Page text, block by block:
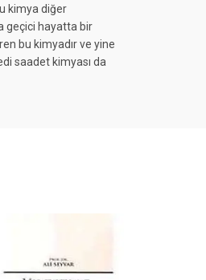
kimya diğer
geçici hayatta bir
bu kimyadır ve yine
saadet kimyası da